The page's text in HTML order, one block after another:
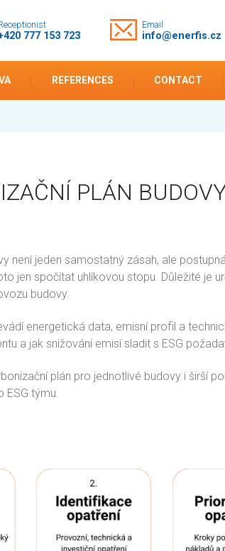
777 153 723
Email
info@enerfis.cz
REFERENCES CONTACT
PLÁN
není jeden samostatný zásah, ale
jen spočítat uhlíkovou stopu. Důležité je
budovy.
energetická data, emisní profil a
a jak snižování emisí sladit s ESG
plán pro jednotlivé budovy i širší
ESG týmu.